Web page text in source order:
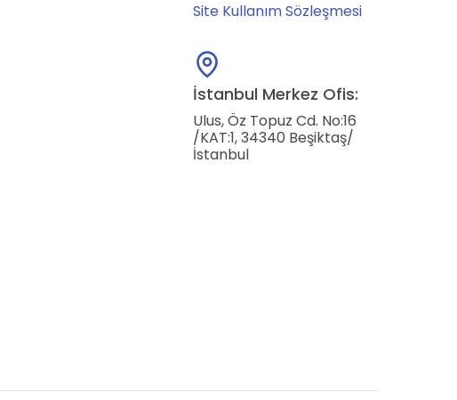
Site Kullanım Sözleşmesi
İstanbul Merkez Ofis:
Ulus, Öz Topuz Cd. No:16
/KAT:1, 34340 Beşiktaş/
İstanbul